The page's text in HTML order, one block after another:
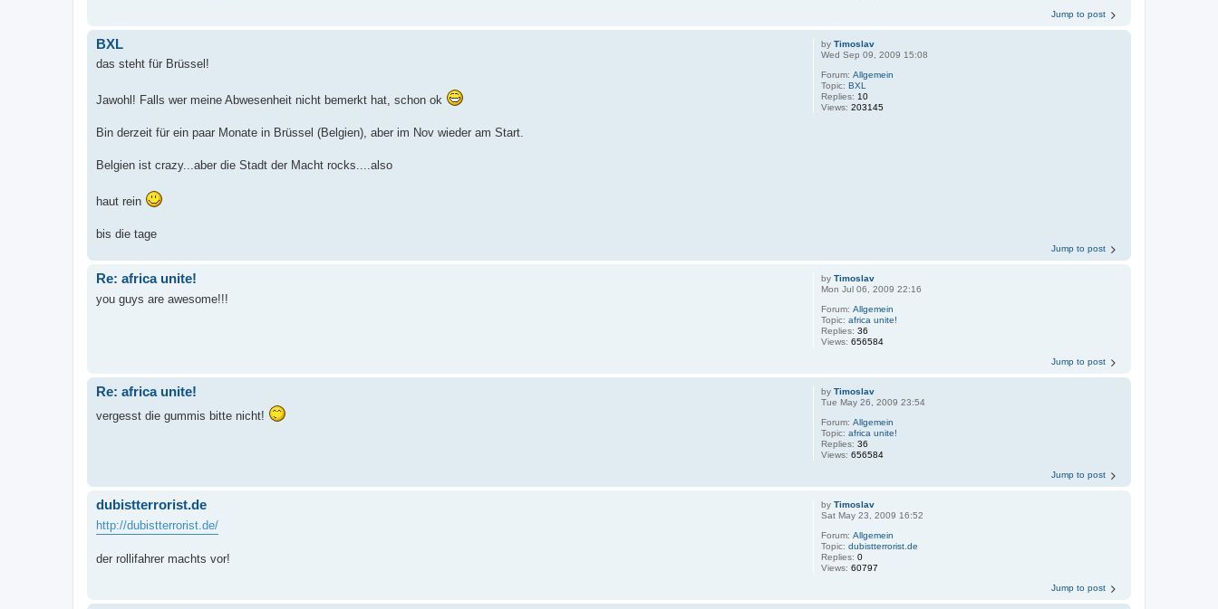
Jump to post
byTimoslav
Wed Sep 09, 2009 15:08
Forum:Allgemein
Topic:BXL
Replies: 10
Views:203145
BXL
das steht für Brüssel!
Jawohl! Falls wer meine Abwesenheit nicht bemerkt hat, schon ok
Bin derzeit für ein paar Monate in Brüssel (Belgien), aber im Nov wieder am Start.
Belgien ist crazy...aber die Stadt der Macht rocks....also
haut rein
bis die tage
Jump to post
byTimoslav
Mon Jul 06, 2009 22:16
Forum:Allgemein
Topic:africa unite!
Replies:36
Views:656584
Re: africa unite!
you guys are awesome!!!
Jump to post
byTimoslav
Tue May 26, 2009 23:54
Forum:Allgemein
Topic:africa unite!
Replies:36
Views:656584
Re: africa unite!
vergesst die gummis bitte nicht!
Jump to post
byTimoslav
Sat May 23, 2009 16:52
Forum:Allgemein
Topic:dubistterrorist.de
Replies:0
Views:60797
dubistterrorist.de
http://dubistterrorist.de/
der rollifahrer machts vor!
Jump to post